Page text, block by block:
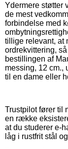
Ydermere støtter
de mest
forbindelse med
tillige relevant, at
ordrekvittering,
bestillingen af
messing, 12 cm.,
til en dame eller
Trustpilot fører til
en række
at du studerer e-
låg i rustfrit stål